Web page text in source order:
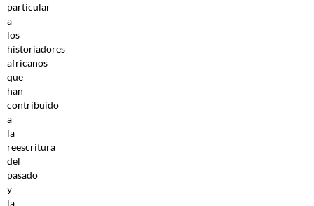
particular
a
los
historiadores
africanos
que
han
contribuido
a
la
reescritura
del
pasado
y
la